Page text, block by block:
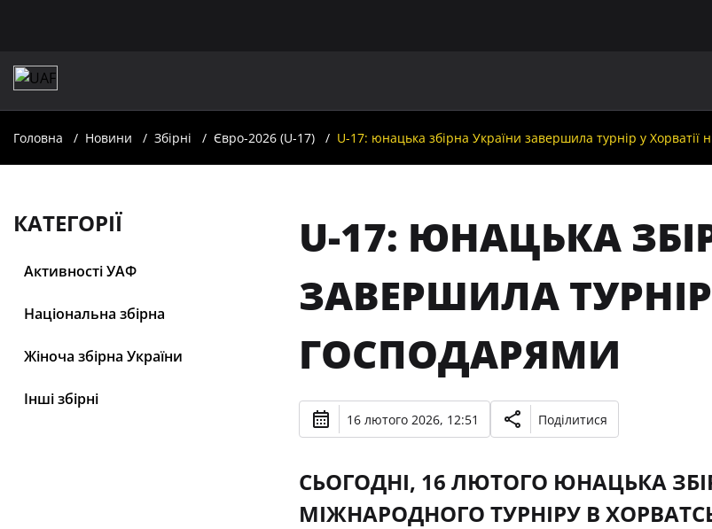
Головна Новини Збірні Євро-2026 (U-17) U-17: юнацька збірна України завершила турнір у Хорватії
КАТЕГОРІЇ
Активності УАФ
Національна збірна
Жіноча збірна України
Інші збірні
U-17: ЮНАЦЬКА
ЗАВЕРШИЛА
ГОСПОДАРЯМИ
16 лютого 2026, 12:51 Поділитися
СЬОГОДНІ, 16 ЛЮТОГО ЮНАЦЬКА
МІЖНАРОДНОГО ТУРНІРУ В